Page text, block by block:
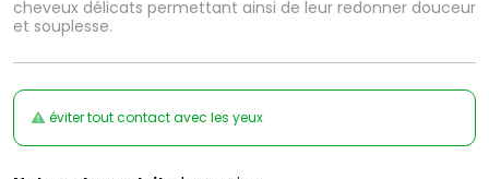
cheveux délicats permettant ainsi de leur redonner douceur
et souplesse.
éviter tout contact avec les yeux